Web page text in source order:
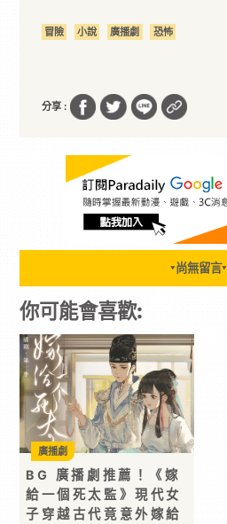
冒險 小說 廣播劇 恐怖
分享 :
▼ 尚無留言▼
你可能會喜歡:
BG 廣播劇推薦！《嫁
給一個死太監》現代女
子穿越古代竟意外嫁給
廣播劇